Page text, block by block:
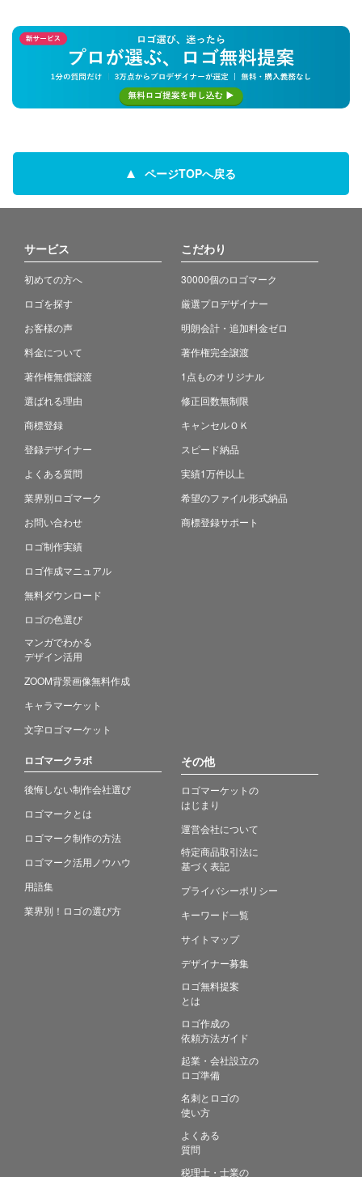
ページTOPへ戻る
サービス
初めての方へ
ロゴを探す
お客様の声
料金について
著作権無償譲渡
選ばれる理由
商標登録
登録デザイナー
よくある質問
業界別ロゴマーク
お問い合わせ
ロゴ制作実績
ロゴ作成マニュアル
無料ダウンロード
ロゴの色選び
マンガでわかる
デザイン活用
ZOOM背景画像無料作成
キャラマーケット
文字ロゴマーケット
こだわり
30000個のロゴマーク
厳選プロデザイナー
明朗会計・追加料金ゼロ
著作権完全譲渡
1点ものオリジナル
修正回数無制限
キャンセルＯＫ
スピード納品
実績1万件以上
希望のファイル形式納品
商標登録サポート
ロゴマークラボ
後悔しない制作会社選び
ロゴマークとは
ロゴマーク制作の方法
ロゴマーク活用ノウハウ
用語集
業界別！ロゴの選び方
その他
ロゴマーケットの
はじまり
運営会社について
特定商品取引法に
基づく表記
プライバシーポリシー
キーワード一覧
サイトマップ
デザイナー募集
ロゴ無料提案
とは
ロゴ作成の
依頼方法ガイド
起業・会社設立の
ロゴ準備
名刺とロゴの
使い方
よくある
質問
税理士・士業の